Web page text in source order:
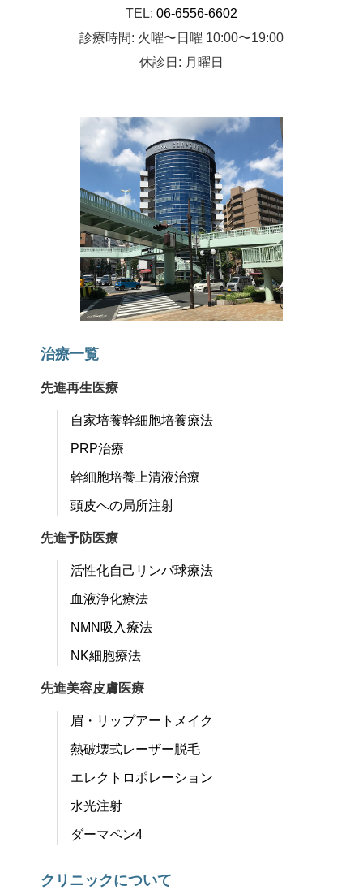
TEL: 06-6556-6602
診療時間: 火曜〜日曜 10:00〜19:00
休診日: 月曜日
治療一覧
先進再生医療
自家培養幹細胞培養療法
PRP治療
幹細胞培養上清液治療
頭皮への局所注射
先進予防医療
活性化自己リンパ球療法
血液浄化療法
NMN吸入療法
NK細胞療法
先進美容皮膚医療
眉・リップアートメイク
熱破壊式レーザー脱毛
エレクトロポレーション
水光注射
ダーマペン4
クリニックについて